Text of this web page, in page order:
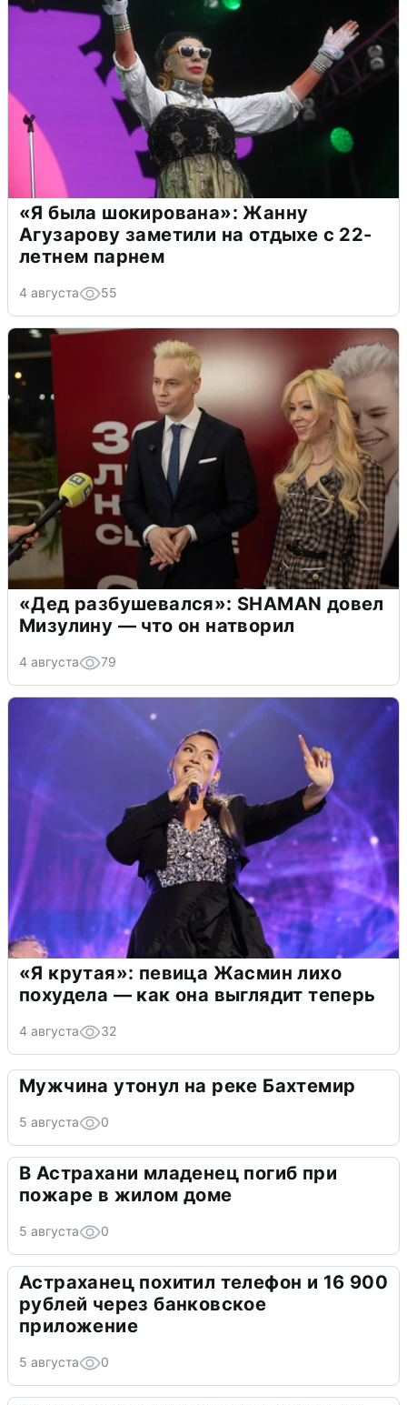
«Я была шокирована»: Жанну
Агузарову заметили на отдыхе с 22-
летнем парнем
4 августа 55
«Дед разбушевался»: SHAMAN довел
Мизулину — что он натворил
4 августа 79
«Я крутая»: певица Жасмин лихо
похудела — как она выглядит теперь
4 августа 32
Мужчина утонул на реке Бахтемир
5 августа 0
В Астрахани младенец погиб при
пожаре в жилом доме
5 августа 0
Астраханец похитил телефон и 16 900
рублей через банковское
приложение
5 августа 0